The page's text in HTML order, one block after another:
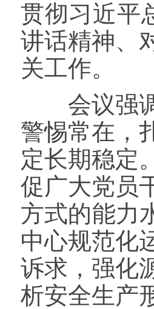
贯彻习近平
讲话精神、
关工作。
会议强调
警惕常在，
定长期稳定
促广大党员
方式的能力
中心规范化
诉求，强化
析安全生产